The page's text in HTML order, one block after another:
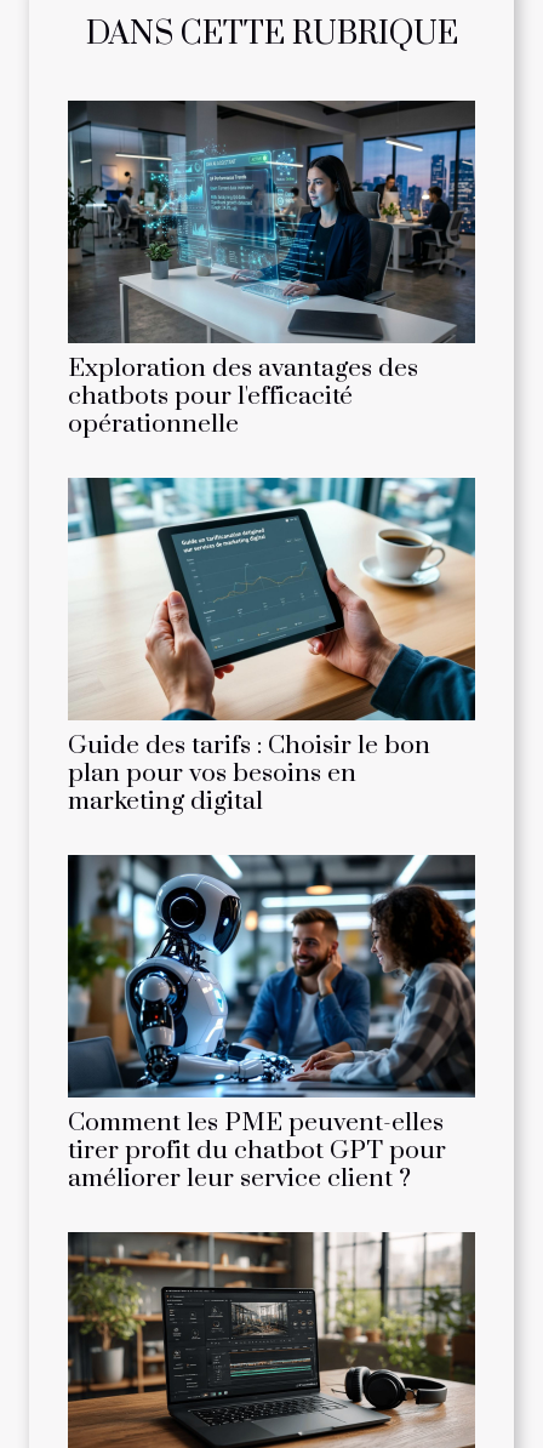
DANS CETTE RUBRIQUE
Exploration des avantages des
chatbots pour l'efficacité
opérationnelle
Guide des tarifs : Choisir le bon
plan pour vos besoins en
marketing digital
Comment les PME peuvent-elles
tirer profit du chatbot GPT pour
améliorer leur service client ?